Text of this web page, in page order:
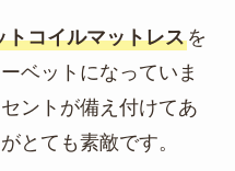
トコイルマットレスを
ベットになっていま
ントが備え付けてあ
とても素敵です。